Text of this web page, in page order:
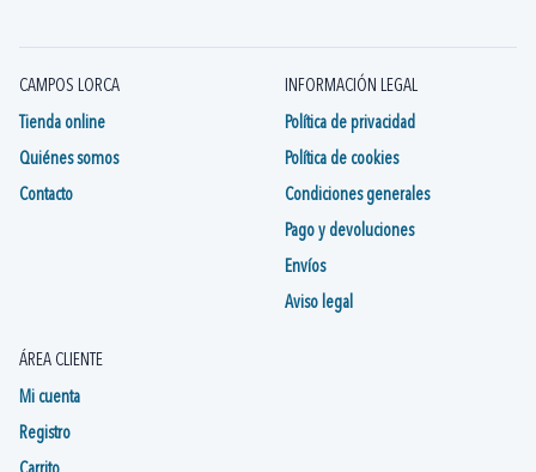
CAMPOS LORCA
Tienda online
Quiénes somos
Contacto
INFORMACIÓN LEGAL
Política de privacidad
Política de cookies
Condiciones generales
Pago y devoluciones
Envíos
Aviso legal
ÁREA CLIENTE
Mi cuenta
Registro